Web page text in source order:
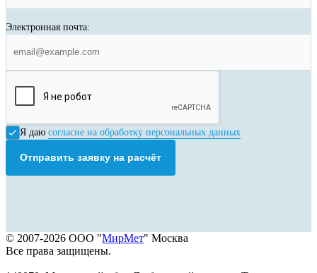
Электронная почта:
Я даю согласие на обработку персональных данных
Отправить заявку на расчёт
© 2007-2026 ООО "МирМет" Москва
Все права защищены.